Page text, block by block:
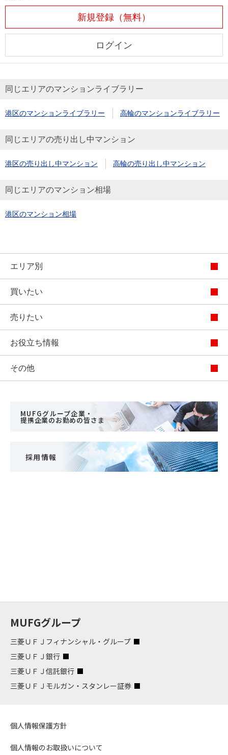
新規登録（無料）
ログイン
同じエリアのマンションライブラリー
港区のマンションライブラリー 高輪のマンションライブラリー
同じエリアの売り出し中マンション
港区の売り出し中マンション 高輪の売り出し中マンション
同じエリアのマンション相場
港区のマンション相場
エリア別
買いたい
売りたい
お役立ち情報
その他
MUFGグループ企業・
提携企業のお勤めの皆さま
採用情報
MUFGグループ
三菱ＵＦＪフィナンシャル・グループ
三菱ＵＦＪ銀行
三菱ＵＦＪ信託銀行
三菱ＵＦＪモルガン・スタンレー証券
個人情報保護方針
個人情報のお取扱いについて